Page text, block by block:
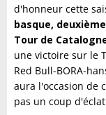
d'honneur cette
basque,
Tour de
une victoire sur le
Red Bull-BORA-
aura l'occasion de
pas un coup